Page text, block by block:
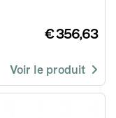
€ 356,63
Voir le produit